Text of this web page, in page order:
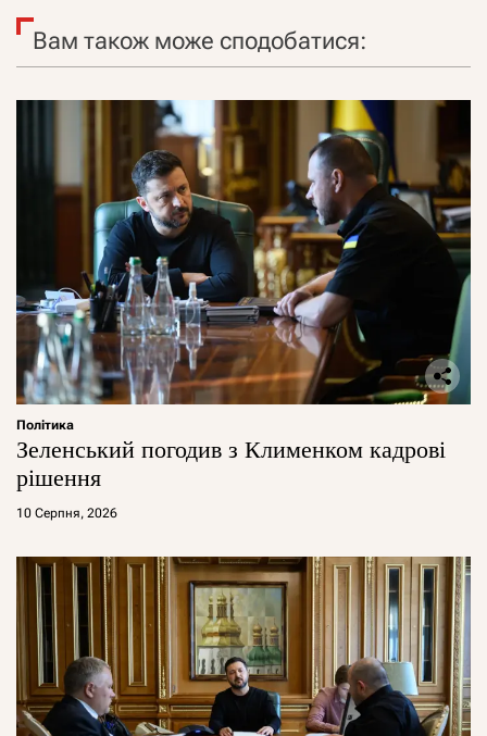
Вам також може сподобатися:
Політика
Зеленський погодив з Клименком кадрові
рішення
10 Серпня, 2026